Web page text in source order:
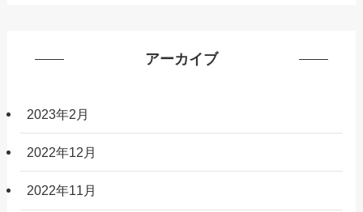
アーカイブ
2023年2月
2022年12月
2022年11月